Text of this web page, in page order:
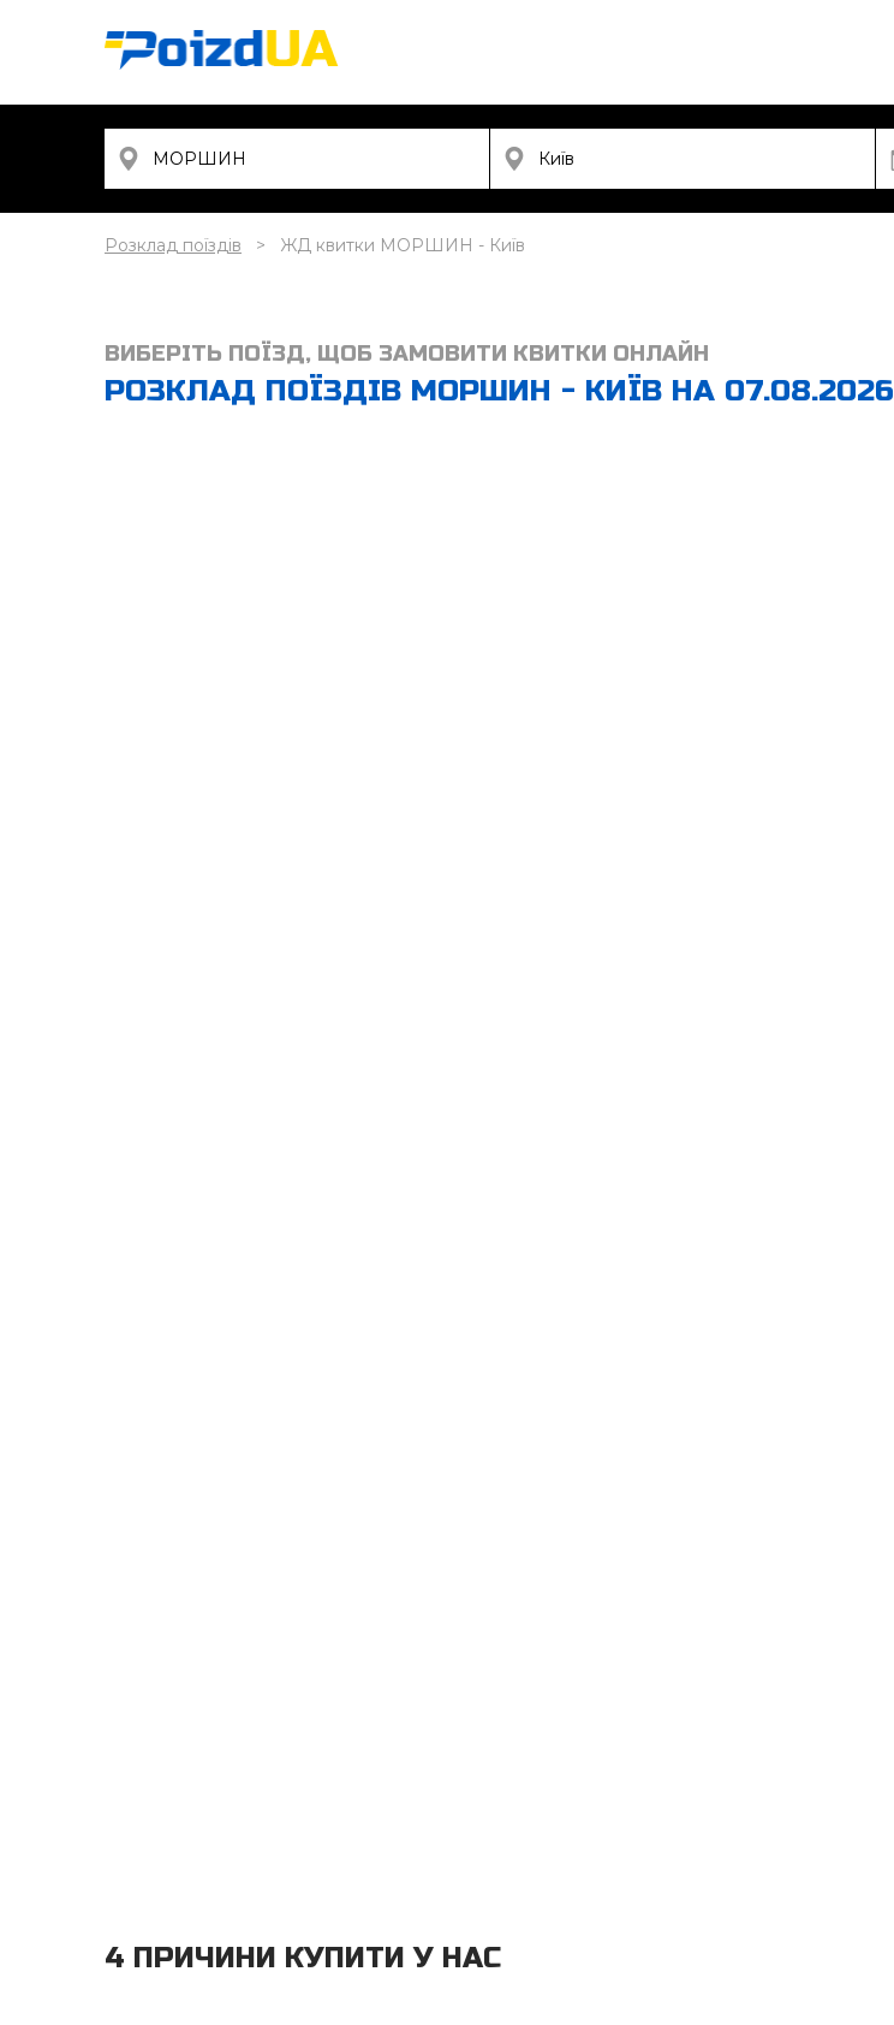
Розклад поїздів ЖД квитки МОРШИН - Київ
ВИБЕРІТЬ ПОЇЗД, ЩОБ ЗАМОВИТИ КВИТКИ ОНЛАЙН
РОЗКЛАД ПОЇЗДІВ МОРШИН - КИЇВ НА 07.08.2026
4 ПРИЧИНИ КУПИТИ У НАС